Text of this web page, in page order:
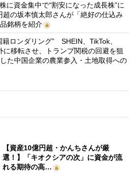
に資金集中で“割安になった成長株”に
の坂本慎太郎さんが「絶好の仕込み
銘柄を紹介
ロンダリング” SHEIN、TikTok、
移転させ、トランプ関税の回避を狙
た中国企業の農業参入・土地取得への
【資産10億円超・かんちさんが厳
選！】「キオクシアの次」に資金が流
れる期待の高…